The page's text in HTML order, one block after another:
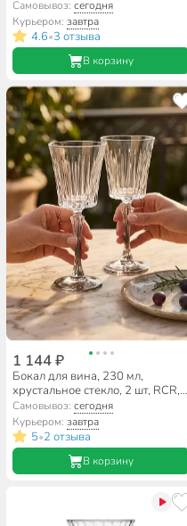
Melodia, 28329
Самовывоз:сегодня
Курьером:завтра
4.6•3 отзыва
В корзину
1 144 ₽
Бокал для вина, 230 мл,
хрустальное стекло, 2 шт, RCR,
Timeless, 62858
Самовывоз:сегодня
Курьером:завтра
5•2 отзыва
В корзину